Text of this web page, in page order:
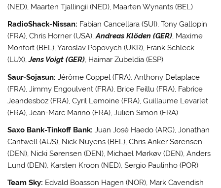
(NED), Maarten Tjallingii (NED), Maarten Wynants (BEL)
RadioShack-Nissan: Fabian Cancellara (SUI), Tony Gallopin
(FRA), Chris Horner (USA),Andreas Klöden (GER), Maxime
Monfort (BEL), Yaroslav Popovych (UKR), Fränk Schleck
(LUX),Jens Voigt (GER), Haimar Zubeldia (ESP)
Saur-Sojasun: Jérôme Coppel (FRA), Anthony Delaplace
(FRA), Jimmy Engoulvent (FRA), Brice Feillu (FRA), Fabrice
Jeandesboz (FRA), Cyril Lemoine (FRA), Guillaume Levarlet
(FRA), Jean-Marc Marino (FRA), Julien Simon (FRA)
Saxo Bank-Tinkoff Bank: Juan José Haedo (ARG), Jonathan
Cantwell (AUS), Nick Nuyens (BEL), Chris Anker Sørensen
(DEN), Nicki Sørensen (DEN), Michael Mørkøv (DEN), Anders
Lund (DEN), Karsten Kroon (NED), Sergio Paulinho (POR)
Team Sky: Edvald Boasson Hagen (NOR), Mark Cavendish